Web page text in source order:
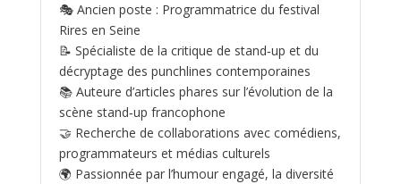
🎭 Ancien poste : Programmatrice du festival
Rires en Seine
📝 Spécialiste de la critique de stand‑up et du
décryptage des punchlines contemporaines
📚 Auteure d’articles phares sur l’évolution de la
scène stand‑up francophone
🤝 Recherche de collaborations avec comédiens,
programmateurs et médias culturels
🌍 Passionnée par l’humour engagé, la diversité